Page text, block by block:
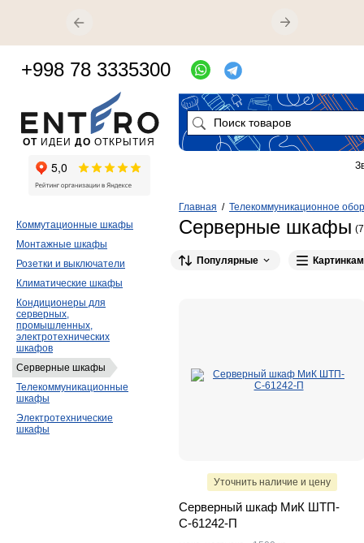
Главная / Телекоммуникационное
Серверные шкафы
Популярные
Уточнить наличие и цену
Серверный шкаф МиК ШТП-
С-61242-П
Коммутационные шкафы
Монтажные шкафы
Розетки и выключатели
Климатические шкафы
Кондиционеры для
серверных,
промышленных,
электротехнических
шкафов
Серверные шкафы
Телекоммуникационные
шкафы
Электротехнические
шкафы
ОТ ИДЕИ ДО ОТКРЫТИЯ
+998 78 3335300